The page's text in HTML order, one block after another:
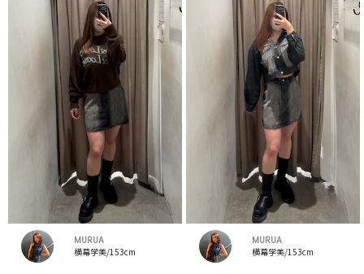
MURUA
横幕学美/153cm
MURUA
横幕学美/153cm